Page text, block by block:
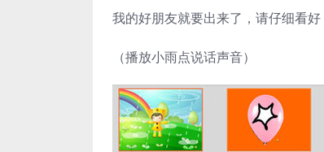
我的好朋友就要出来了，请仔细看
（播放小雨点说话声音）